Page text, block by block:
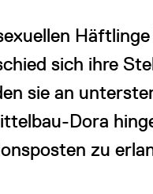
sich ihre
sie an
Dora
zu